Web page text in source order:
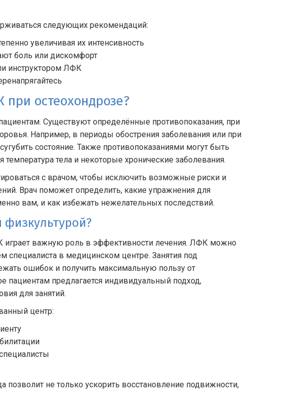
следующих рекомендаций:
увеличивая их интенсивность
боль или дискомфорт
инструктором ЛФК
остеохондрозе?
Существуют определённые противопоказания, при
Например, в периоды обострения заболевания или при
состояние. Также противопоказаниями могут быть
тела и некоторые хронические заболевания.
с врачом, чтобы исключить возможные риски и
Врач поможет определить, какие упражнения для
вам, и как избежать нежелательных последствий.
физкультурой?
играет важную роль в эффективности лечения. ЛФК можно
специалиста в медицинском центре. Занятия под
ошибок и получить максимальную пользу от
пациентам предлагается индивидуальный подход,
для занятий.
центр:
позволит не только ускорить восстановление подвижности,